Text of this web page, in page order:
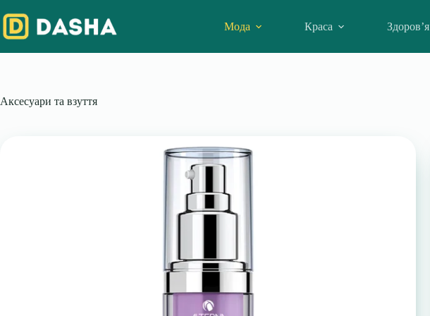
to
content
Мода Краса Здоров’я
Аксесуари та взуття